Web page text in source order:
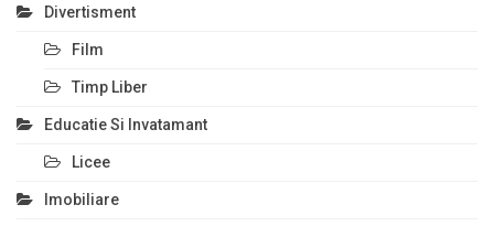
Divertisment
Film
Timp Liber
Educatie Si Invatamant
Licee
Imobiliare